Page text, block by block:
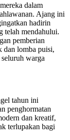
dalam
Ajang ini
hadirin
telah mendahului.
pemberian
dan lomba puisi,
warga
tahun ini
penghormatan
dan kreatif,
terlupakan bagi